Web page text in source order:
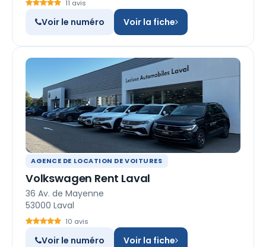
11 avis
Voir le numéro Voir la fiche
AGENCE DE LOCATION DE VOITURES
Volkswagen Rent Laval
36 Av. de Mayenne
53000 Laval
10 avis
Voir le numéro Voir la fiche